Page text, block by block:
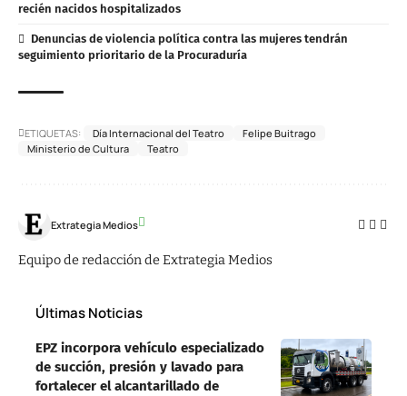
recién nacidos hospitalizados
Denuncias de violencia política contra las mujeres tendrán
seguimiento prioritario de la Procuraduría
ETIQUETAS: Día Internacional del Teatro
Felipe Buitrago
Ministerio de Cultura
Teatro
Extrategia Medios
Equipo de redacción de Extrategia Medios
Últimas Noticias
EPZ incorpora vehículo especializado
de succión, presión y lavado para
fortalecer el alcantarillado de